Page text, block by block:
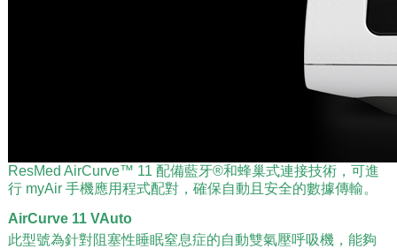
ResMed AirCurve™ 11 配備藍牙®和蜂巢式連接技術，可進
行 myAir 手機應用程式配對，確保自動且安全的數據傳輸。
AirCurve 11 VAuto
此型號為針對阻塞性睡眠窒息症的自動雙氣壓呼吸機，能夠